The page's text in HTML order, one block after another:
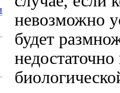
невозможно
будет